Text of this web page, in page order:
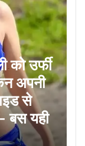
उर्फी
अपनी
से
बस यही